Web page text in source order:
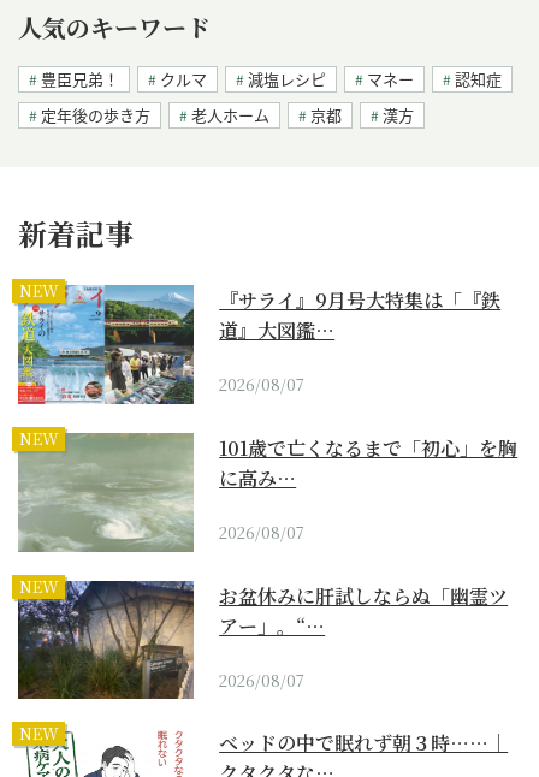
人気のキーワード
豊臣兄弟！ クルマ 減塩レシピ マネー
認知症
定年後の歩き方
老人ホーム 京都 漢方
新着記事
NEW
『サライ』9月号大特集は「『鉄
道』大図鑑…
2026/08/07
NEW
101歳で亡くなるまで「初心」を胸
に高み…
2026/08/07
NEW
お盆休みに肝試しならぬ「幽霊ツ
アー」。“…
2026/08/07
NEW
ベッドの中で眠れず朝３時……｜